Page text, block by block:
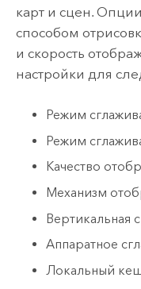
карт и сцен.
способом
и скорость
настройки для
Режим
Режим
Качество
Механизм
Вертикальная
Аппаратное
Локальный